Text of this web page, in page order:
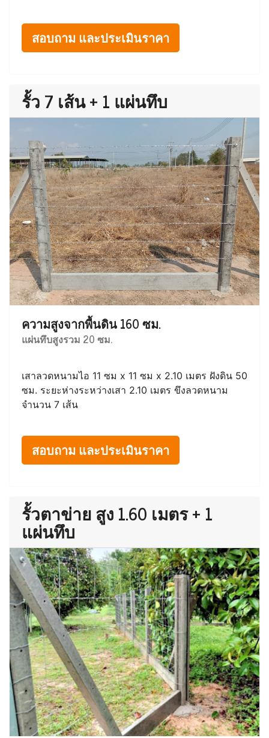
สอบถาม และประเมินราคา
รั้ว 7 เส้น + 1 แผ่นทึบ
ความสูงจากพื้นดิน 160 ซม.
แผ่นทึบสูงรวม 20 ซม.
เสาลวดหนามไอ 11 ซม x 11 ซม x 2.10 เมตร ฝังดิน 50
ซม. ระยะห่างระหว่างเสา 2.10 เมตร ขึงลวดหนาม
จำนวน 7 เส้น
สอบถาม และประเมินราคา
รั้วตาข่าย สูง 1.60 เมตร + 1
แผ่นทึบ